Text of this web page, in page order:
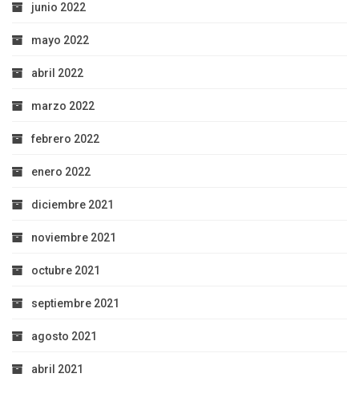
junio 2022
mayo 2022
abril 2022
marzo 2022
febrero 2022
enero 2022
diciembre 2021
noviembre 2021
octubre 2021
septiembre 2021
agosto 2021
abril 2021